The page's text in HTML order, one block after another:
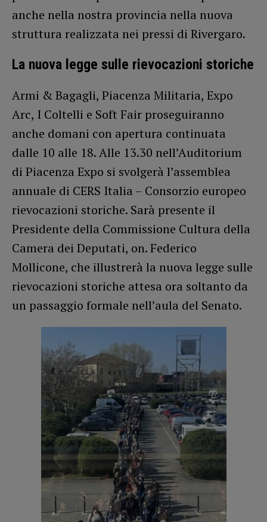
anche nella nostra provincia nella nuova
struttura realizzata nei pressi di Rivergaro.
La nuova legge sulle rievocazioni storiche
Armi & Bagagli, Piacenza Militaria, Expo
Arc, I Coltelli e Soft Fair proseguiranno
anche domani con apertura continuata
dalle 10 alle 18. Alle 13.30 nell’Auditorium
di Piacenza Expo si svolgerà l’assemblea
annuale di CERS Italia – Consorzio europeo
rievocazioni storiche. Sarà presente il
Presidente della Commissione Cultura della
Camera dei Deputati, on. Federico
Mollicone, che illustrerà la nuova legge sulle
rievocazioni storiche attesa ora soltanto da
un passaggio formale nell’aula del Senato.